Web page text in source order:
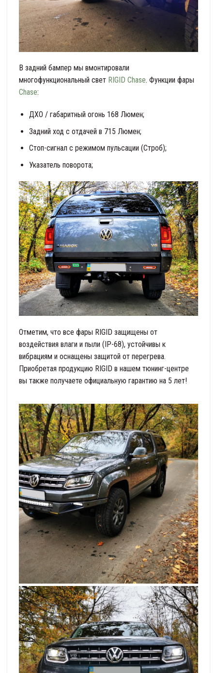
В задний бампер мы вмонтировали
многофункциональный свет RIGID Chase. Функции фары
Chase:
ДХО / габаритный огонь 168 Люмен;
Задний ход с отдачей в 715 Люмен;
Стоп-сигнал с режимом пульсации (Строб);
Указатель поворота;
Отметим, что все фары RIGID защищены от
воздействия влаги и пыли (IP-68), устойчивы к
вибрациям и оснащены защитой от перегрева.
Приобретая продукцию RIGID в нашем тюнинг-центре
вы также получаете официальную гарантию на 5 лет!